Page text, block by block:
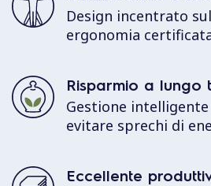
Design incentrato
ergonomia
Risparmio a lungo
Gestione
evitare sprechi di
Eccellente